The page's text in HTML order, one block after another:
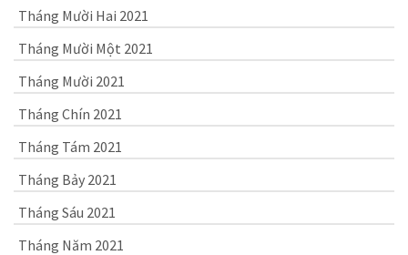
Tháng Mười Hai 2021
Tháng Mười Một 2021
Tháng Mười 2021
Tháng Chín 2021
Tháng Tám 2021
Tháng Bảy 2021
Tháng Sáu 2021
Tháng Năm 2021